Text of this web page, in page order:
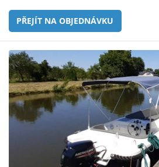
PŘEJÍT NA OBJEDNÁVKU